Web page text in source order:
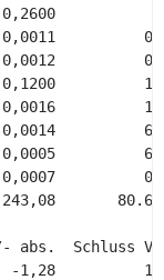
0,0005
abs.  Schluss
-1,28